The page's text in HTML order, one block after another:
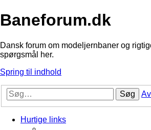
Baneforum.dk
Dansk forum om modeljernbaner og
spørgsmål her.
Spring til indhold
Søg
Hurtige links